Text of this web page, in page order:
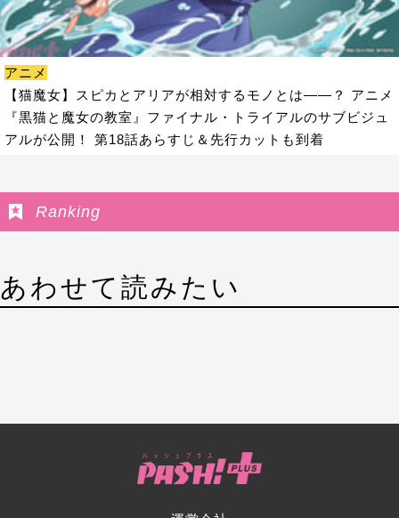
アニメ
【猫魔女】スピカとアリアが相対するモノとは――？ アニメ
『黒猫と魔女の教室』ファイナル・トライアルのサブビジュ
アルが公開！ 第18話あらすじ＆先行カットも到着
Ranking
あわせて読みたい